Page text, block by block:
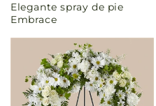
habitual
Elegante spray de pie
Embrace